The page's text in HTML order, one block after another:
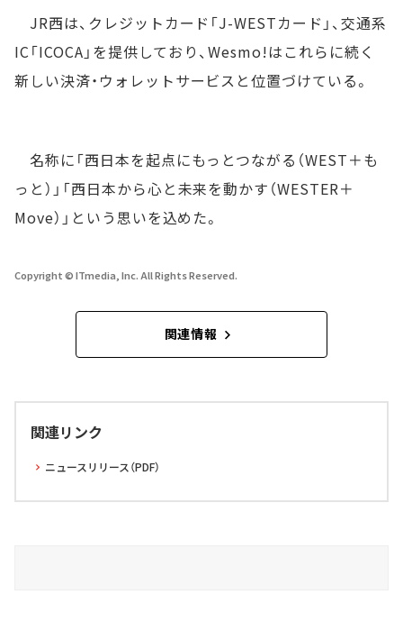
JR西は、クレジットカード「J-WESTカード」、交通系
IC「ICOCA」を提供しており、Wesmo!はこれらに続く
新しい決済・ウォレットサービスと位置づけている。
名称に「西日本を起点にもっとつながる（WEST＋も
っと）」「西日本から心と未来を動かす（WESTER＋
Move）」という思いを込めた。
Copyright © ITmedia, Inc. All Rights Reserved.
関連情報
関連リンク
ニュースリリース（PDF）